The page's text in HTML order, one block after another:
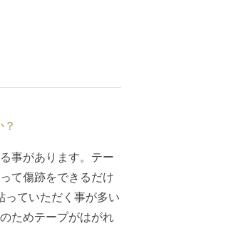
事があります。テー
て傷跡をできるだけ
っていただく事が多い
ためテープがはがれ